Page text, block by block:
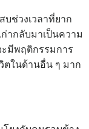
ช่วงเวลาที่ยาก
ากลับมาเป็นความ
มีพฤติกรรมการ
ตในด้านอื่น ๆ มาก